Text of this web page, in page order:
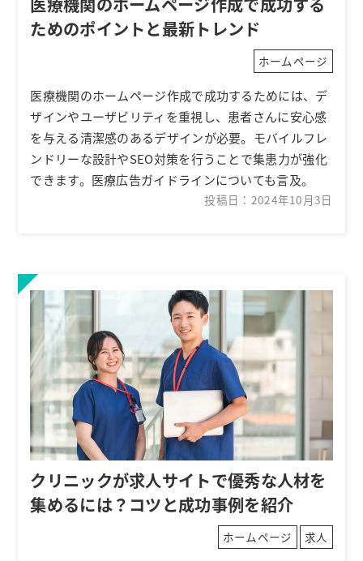
ためのポイントと最新トレンド
ホームページ
医療機関のホームページ作成で成功するためには、デ
ザインやユーザビリティを重視し、患者さんに安心感
を与える清潔感のあるデザインが必要。モバイルフレ
ンドリーな設計やSEO対策を行うことで集患力が強化
できます。医療広告ガイドラインについても言及。
投稿日：2024年10月3日
クリニックが求人サイトで優秀な人材を
集めるには？コツと成功事例を紹介
ホームページ 求人